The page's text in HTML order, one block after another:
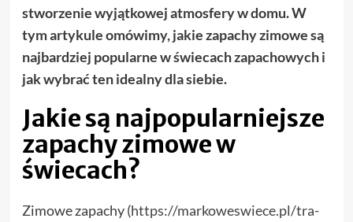
stworzenie wyjątkowej atmosfery w domu. W
tym artykule omówimy, jakie zapachy zimowe są
najbardziej popularne w świecach zapachowych i
jak wybrać ten idealny dla siebie.
Jakie są najpopularniejsze
zapachy zimowe w
świecach?
Zimowe zapachy (https://markoweswiece.pl/tra-